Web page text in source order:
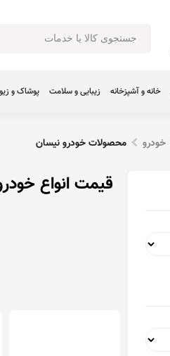
خانه و آشپزخانه زیبایی و سلامت پوشاک و
خودرو محصولات خودرو نيسان
قیمت انواع